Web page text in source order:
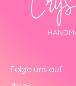
Folge uns auf